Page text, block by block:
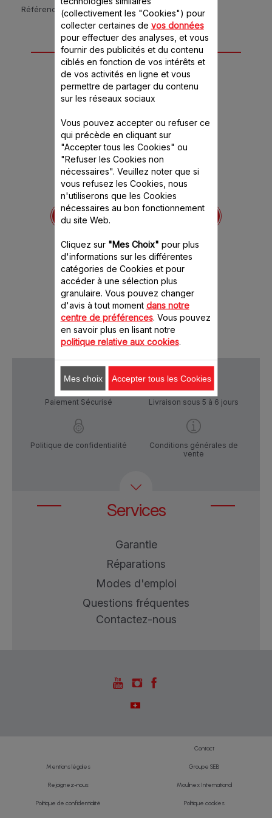
Référence : QA5101CH
12 accessoire(s) pour
ce produit
Accessoire hachoir à
viande XF631BB1
Viande hachée faite maison
46.00 CHF
Produit indisponible, prévenez-moi
Paiement Sécurisé Livraison sous 5 à 6 jours
Politique de confidentialité
Conditions générales de
vente
Services
Garantie
Réparations
Modes d'emploi
Questions fréquentes
Contactez-nous
Contact
Mentions légales Groupe SEB
Rejoignez-nous Moulinex International
Politique de confidentialité Politique cookies
(collectivement les "Cookies") pour
collecter certaines de vos données
pour effectuer des analyses, et vous
fournir des publicités et du contenu
ciblés en fonction de vos intérêts et
de vos activités en ligne et vous
permettre de partager du contenu
sur les réseaux sociaux
Vous pouvez accepter ou refuser ce
qui précède en cliquant sur
"Accepter tous les Cookies" ou
"Refuser les Cookies non
nécessaires". Veuillez noter que si
vous refusez les Cookies, nous
n'utiliserons que les Cookies
nécessaires au bon fonctionnement
du site Web.
Cliquez sur "Mes Choix" pour plus
d'informations sur les différentes
catégories de Cookies et pour
accéder à une sélection plus
granulaire. Vous pouvez changer
d'avis à tout moment dans notre
centre de préférences. Vous pouvez
en savoir plus en lisant notre
politique relative aux cookies.
Mes choix Accepter tous les Cookies